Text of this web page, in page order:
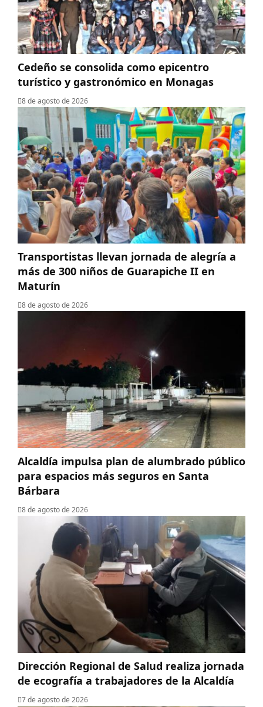
Cedeño se consolida como epicentro
turístico y gastronómico en Monagas
8 de agosto de 2026
Transportistas llevan jornada de alegría a
más de 300 niños de Guarapiche II en
Maturín
8 de agosto de 2026
Alcaldía impulsa plan de alumbrado público
para espacios más seguros en Santa
Bárbara
8 de agosto de 2026
‎Dirección Regional de Salud realiza jornada
de ecografía a trabajadores de la Alcaldía
7 de agosto de 2026